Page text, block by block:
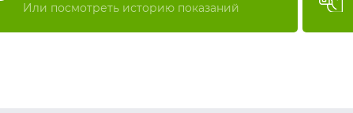
Или посмотреть историю показаний